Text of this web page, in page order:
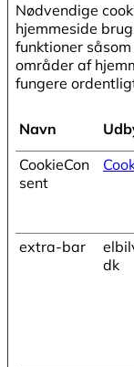
Nødvendige
hjemmeside
funktioner
områder af
fungere
Navn
CookieCon
sent
extra-bar
dk